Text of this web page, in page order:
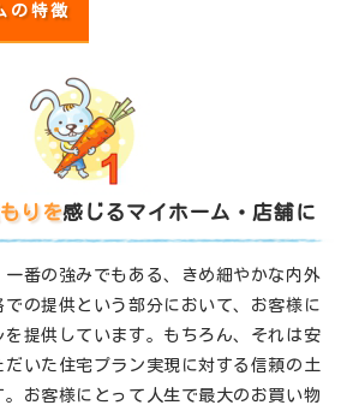
の特徴
りを感じるマイホーム・店舗に
一番の強みでもある、きめ細やかな内外
の提供という部分において、お客様に
提供しています。もちろん、それは安
いた住宅プラン実現に対する信頼の土
お客様にとって人生で最大のお買い物